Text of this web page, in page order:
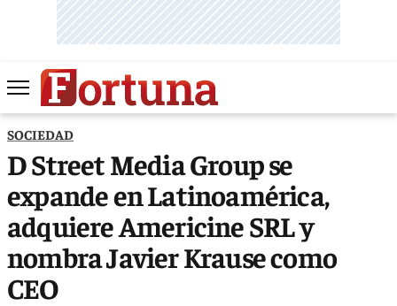
SOCIEDAD
D Street Media Group se
expande en Latinoamérica,
adquiere Americine SRL y
nombra Javier Krause como
CEO